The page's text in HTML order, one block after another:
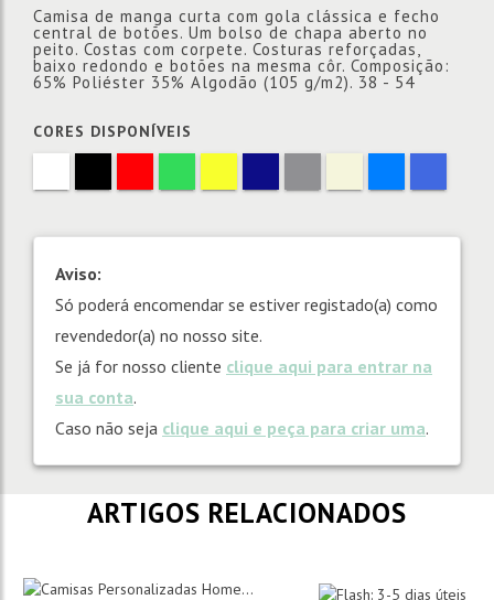
Camisa de manga curta com gola clássica e fecho
central de botões. Um bolso de chapa aberto no
peito. Costas com corpete. Costuras reforçadas,
baixo redondo e botões na mesma côr. Composição:
65% Poliéster 35% Algodão (105 g/m2). 38 - 54
CORES DISPONÍVEIS
Aviso:
Só poderá encomendar se estiver registado(a) como
revendedor(a) no nosso site.
Se já for nosso cliente clique aqui para entrar na
sua conta.
Caso não seja clique aqui e peça para criar uma.
ARTIGOS RELACIONADOS